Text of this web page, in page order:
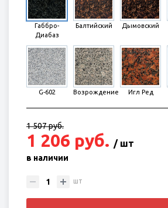
Габбро-
Диабаз
Балтийский Дымовский
G-602 Возрождение Игл Ред
1 507 руб.
1 206 руб. / шт
в наличии
шт